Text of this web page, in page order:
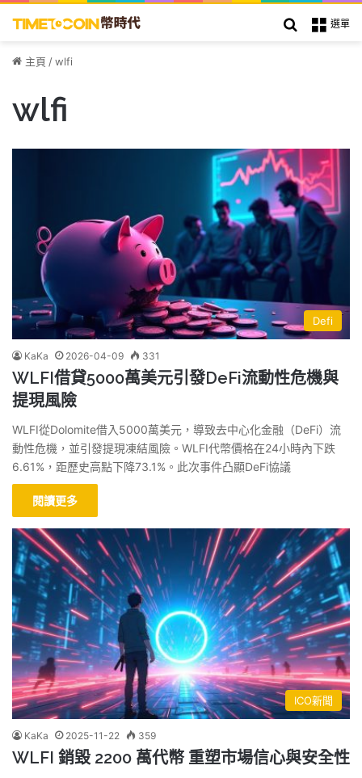
選單
搜索
主頁 /wlfi
wlfi
Defi
KaKa 2026-04-09 331
WLFI借貸5000萬美元引發DeFi流動性危機與
提現風險
WLFI從Dolomite借入5000萬美元，導致去中心化金融（DeFi）流
動性危機，並引發提現凍結風險。WLFI代幣價格在24小時內下跌
6.61%，距歷史高點下降73.1%。此次事件凸顯DeFi協議
閱讀更多
ICO新聞
KaKa 2025-11-22 359
WLFI 銷毀 2200 萬代幣 重塑市場信心與安全性